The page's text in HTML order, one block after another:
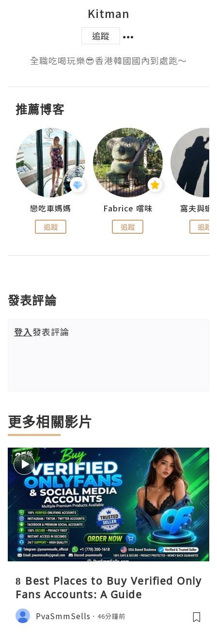
Kitman
追蹤
全職吃喝玩樂😎香港韓國國內到處跑～
推薦博客
戀吃車媽媽
追蹤
Fabrice 嚐味
追蹤
窩夫與蝦
追蹤
發表評論
登入發表評論
更多相關影片
8 Best Places to Buy Verified Only
Fans Accounts: A Guide
PvaSmmSells 46分鐘前